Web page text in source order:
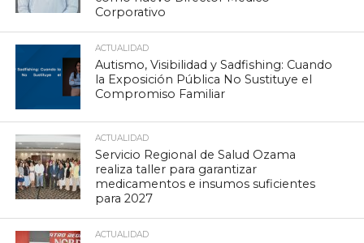
Corporativo
ACTUALIDAD
Autismo, Visibilidad y Sadfishing: Cuando
la Exposición Pública No Sustituye el
Compromiso Familiar
ACTUALIDAD
Servicio Regional de Salud Ozama
realiza taller para garantizar
medicamentos e insumos suficientes
para 2027
ACTUALIDAD